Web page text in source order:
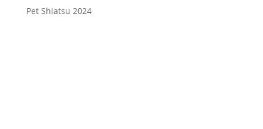
Pet Shiatsu 2024